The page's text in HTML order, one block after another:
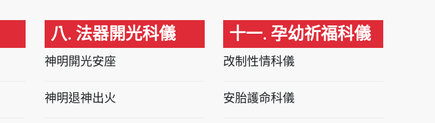
八. 法器開光科儀
神明開光安座
神明退神出火
十一. 孕幼祈福科儀
改制性情科儀
安胎護命科儀